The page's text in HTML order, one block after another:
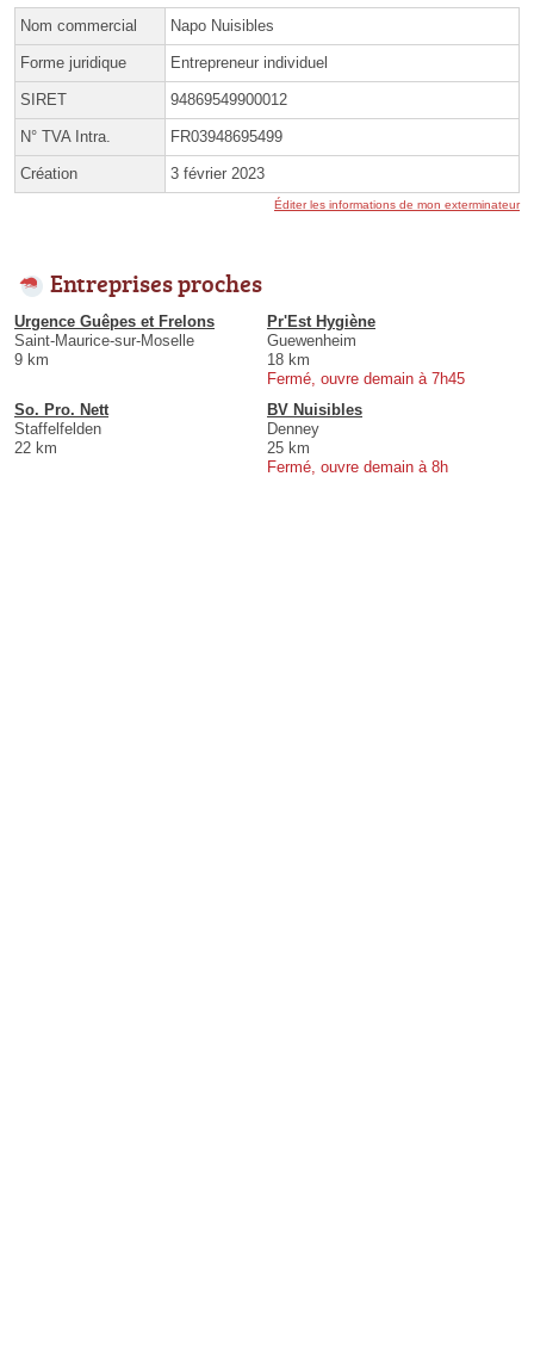
Nom commercial Napo Nuisibles
Forme juridique Entrepreneur individuel
SIRET 94869549900012
N° TVA Intra. FR03948695499
Création 3 février 2023
Éditer les informations de mon exterminateur
Entreprises proches
Urgence Guêpes et Frelons
Saint-Maurice-sur-Moselle
9 km
Pr'Est Hygiène
Guewenheim
18 km
Fermé, ouvre demain à 7h45
So. Pro. Nett
Staffelfelden
22 km
BV Nuisibles
Denney
25 km
Fermé, ouvre demain à 8h